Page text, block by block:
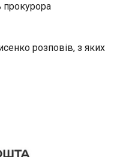
прокурора
розповів, з яких